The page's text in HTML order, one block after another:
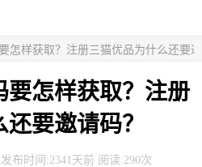
怎样获取？注册三猫优品为什么还要
要怎样获取？注册
要邀请码？
布时间:2341天前 阅读:290次